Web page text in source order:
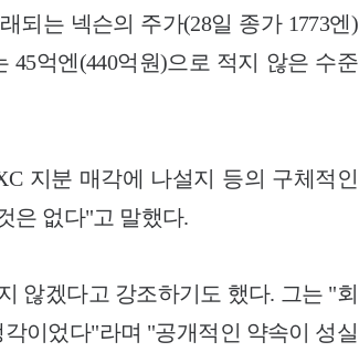
되는 넥슨의 주가(28일 종가 1773엔)
억엔(440억원)으로 적지 않은 수준
지분 매각에 나설지 등의 구체적인
은 없다"고 말했다.
않겠다고 강조하기도 했다. 그는 "회
이었다"라며 "공개적인 약속이 성실